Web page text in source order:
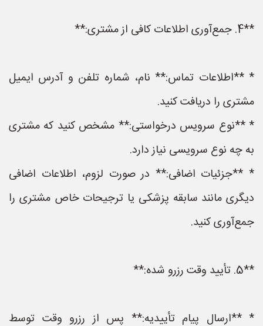
**4. جمع‌آوری اطلاعات کافی از مشتری:**
* **اطلاعات تماس:** نام، شماره تلفن و آدرس ایمیل
مشتری را دریافت کنید.
* **نوع سرویس درخواستی:** مشخص کنید که مشتری
به چه نوع سرویسی نیاز دارد.
* **جزئیات اضافی:** در صورت لزوم، اطلاعات اضافی
دیگری مانند سابقه پزشکی یا ترجیحات خاص مشتری را
جمع‌آوری کنید.
**5. تأیید وقت رزرو شده:**
* **ارسال پیام تأییدیه:** پس از رزرو وقت توسط